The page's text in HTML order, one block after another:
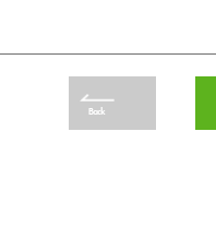
Back